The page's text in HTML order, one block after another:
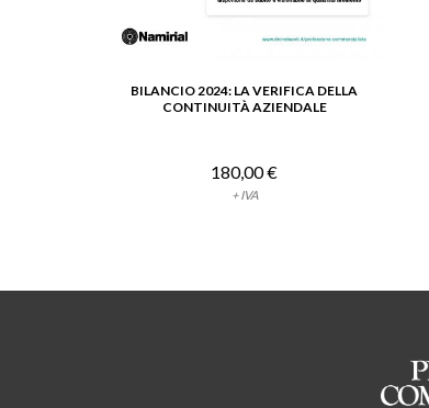
VEDI DETTAGLIO
BILANCIO 2024: LA VERIFICA DELLA
CONTINUITÀ AZIENDALE
180,00 €
+ IVA